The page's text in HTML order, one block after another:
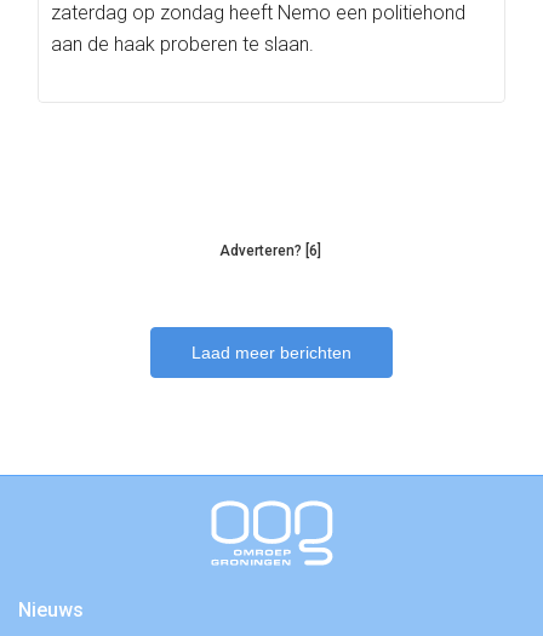
zaterdag op zondag heeft Nemo een politiehond
aan de haak proberen te slaan.
Adverteren? [6]
Laad meer berichten
Nieuws